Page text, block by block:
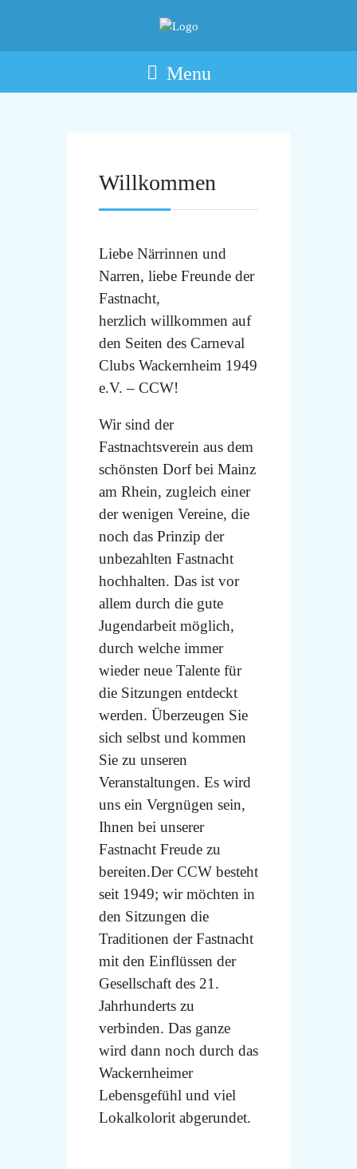
Menu
Willkommen
Liebe Närrinnen und
Narren, liebe Freunde der
Fastnacht,
herzlich willkommen auf
den Seiten des Carneval
Clubs Wackernheim 1949
e.V. – CCW!
Wir sind der
Fastnachtsverein aus dem
schönsten Dorf bei Mainz
am Rhein, zugleich einer
der wenigen Vereine, die
noch das Prinzip der
unbezahlten Fastnacht
hochhalten. Das ist vor
allem durch die gute
Jugendarbeit möglich,
durch welche immer
wieder neue Talente für
die Sitzungen entdeckt
werden. Überzeugen Sie
sich selbst und kommen
Sie zu unseren
Veranstaltungen. Es wird
uns ein Vergnügen sein,
Ihnen bei unserer
Fastnacht Freude zu
bereiten.Der CCW besteht
seit 1949; wir möchten in
den Sitzungen die
Traditionen der Fastnacht
mit den Einflüssen der
Gesellschaft des 21.
Jahrhunderts zu
verbinden. Das ganze
wird dann noch durch das
Wackernheimer
Lebensgefühl und viel
Lokalkolorit abgerundet.